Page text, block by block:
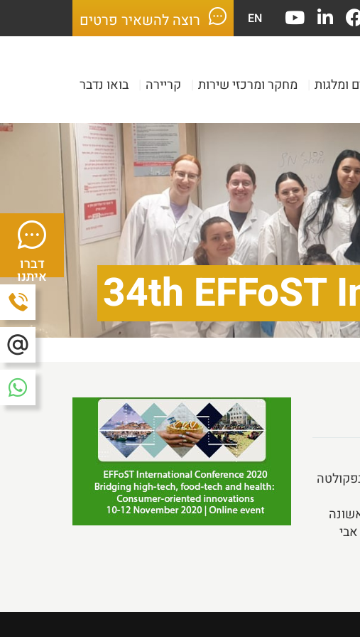
EN רוצה להשאיר פרטים
ומלגות מחקר ומרכזי שירות קריירה בואו נדבר
דברו
איתנו 34th EFFoST